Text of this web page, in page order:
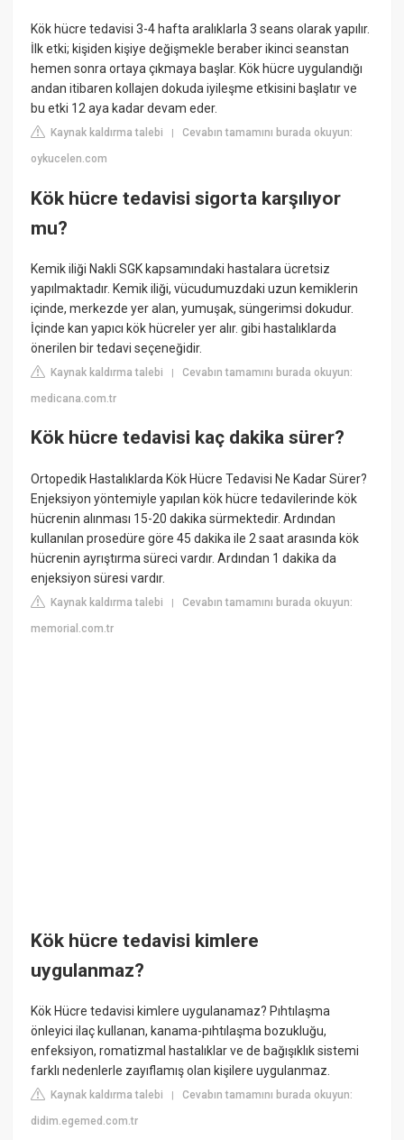
Kök hücre tedavisi 3-4 hafta aralıklarla 3 seans olarak yapılır.
İlk etki; kişiden kişiye değişmekle beraber ikinci seanstan
hemen sonra ortaya çıkmaya başlar. Kök hücre uygulandığı
andan itibaren kollajen dokuda iyileşme etkisini başlatır ve
bu etki 12 aya kadar devam eder.
Kaynak kaldırma talebi |Cevabın tamamını burada okuyun:
oykucelen.com
Kök hücre tedavisi sigorta karşılıyor
mu?
Kemik iliği Nakli SGK kapsamındaki hastalara ücretsiz
yapılmaktadır. Kemik iliği, vücudumuzdaki uzun kemiklerin
içinde, merkezde yer alan, yumuşak, süngerimsi dokudur.
İçinde kan yapıcı kök hücreler yer alır. gibi hastalıklarda
önerilen bir tedavi seçeneğidir.
Kaynak kaldırma talebi |Cevabın tamamını burada okuyun:
medicana.com.tr
Kök hücre tedavisi kaç dakika sürer?
Ortopedik Hastalıklarda Kök Hücre Tedavisi Ne Kadar Sürer?
Enjeksiyon yöntemiyle yapılan kök hücre tedavilerinde kök
hücrenin alınması 15-20 dakika sürmektedir. Ardından
kullanılan prosedüre göre 45 dakika ile 2 saat arasında kök
hücrenin ayrıştırma süreci vardır. Ardından 1 dakika da
enjeksiyon süresi vardır.
Kaynak kaldırma talebi |Cevabın tamamını burada okuyun:
memorial.com.tr
Kök hücre tedavisi kimlere
uygulanmaz?
Kök Hücre tedavisi kimlere uygulanamaz? Pıhtılaşma
önleyici ilaç kullanan, kanama-pıhtılaşma bozukluğu,
enfeksiyon, romatizmal hastalıklar ve de bağışıklık sistemi
farklı nedenlerle zayıflamış olan kişilere uygulanmaz.
Kaynak kaldırma talebi |Cevabın tamamını burada okuyun:
didim.egemed.com.tr